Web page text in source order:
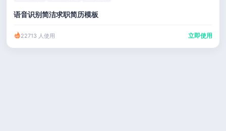
语音识别简洁求职简历模板
22713 人使用 立即使用